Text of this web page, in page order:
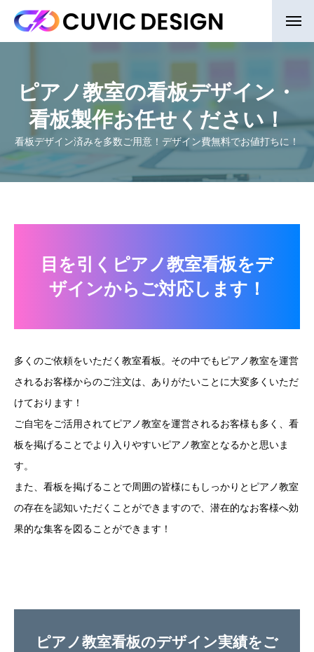
ピアノ教室の看板デザイン・
看板製作お任せください！
看板デザイン済みを多数ご用意！デザイン費無料でお値打ちに！
目を引くピアノ教室看板をデ
ザインからご対応します！
多くのご依頼をいただく教室看板。その中でもピアノ教室を運営
されるお客様からのご注文は、ありがたいことに大変多くいただ
けております！
ご自宅をご活用されてピアノ教室を運営されるお客様も多く、看
板を掲げることでより入りやすいピアノ教室となるかと思いま
す。
また、看板を掲げることで周囲の皆様にもしっかりとピアノ教室
の存在を認知いただくことができますので、潜在的なお客様へ効
果的な集客を図ることができます！
ピアノ教室看板のデザイン実績をご